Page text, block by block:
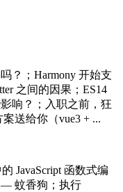
？；Harmony 开始支
之间的因果；ES14
响？；入职之前，狂
送给你（vue3 + ...
JavaScript 函数式编
— 蚊香狗；执行